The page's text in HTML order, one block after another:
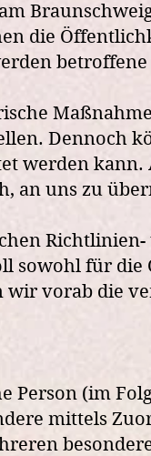
die
Dennoch
werden kann.
an uns zu
sowohl für
wir vorab die
Person (im
mittels